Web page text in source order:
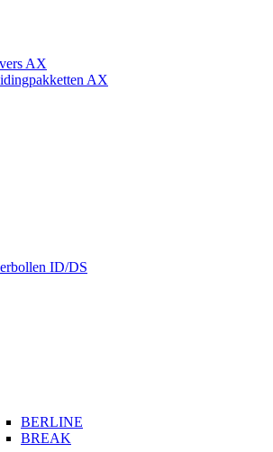
AX
AX
ID/DS
BERLINE
BREAK